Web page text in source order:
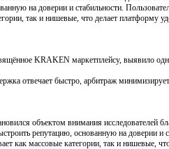
на доверии и стабильности.
так и нишевые, что делает платформу
KRAKEN маркетплейсу, выявило
отвечает быстро, арбитраж
объектом внимания исследователей
репутацию, основанную на доверии и
как массовые категории, так и нишевые,